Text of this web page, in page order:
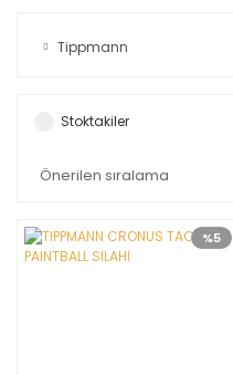
Tippmann
Stoktakiler
%5